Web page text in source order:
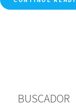
BUSCADOR